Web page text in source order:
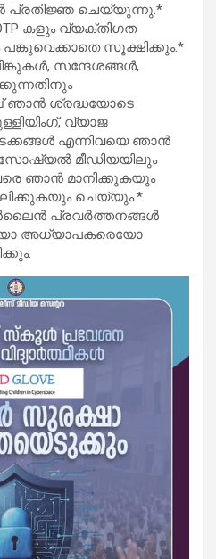
പ്രതിജ്ഞ ചെയ്യുന്നു.*
കളും വ്യക്തിഗത
പങ്കുവെക്കാതെ സൂക്ഷിക്കും.*
സന്ദേശങ്ങൾ,
ഞാൻ ശ്രദ്ധയോടെ
വ്യാജ
എന്നിവയെ ഞാൻ
സോഷ്യൽ മീഡിയയിലും
ഞാൻ മാനിക്കുകയും
ചെയ്യും.*
പ്രവർത്തനങ്ങൾ
അധ്യാപകരെയോ